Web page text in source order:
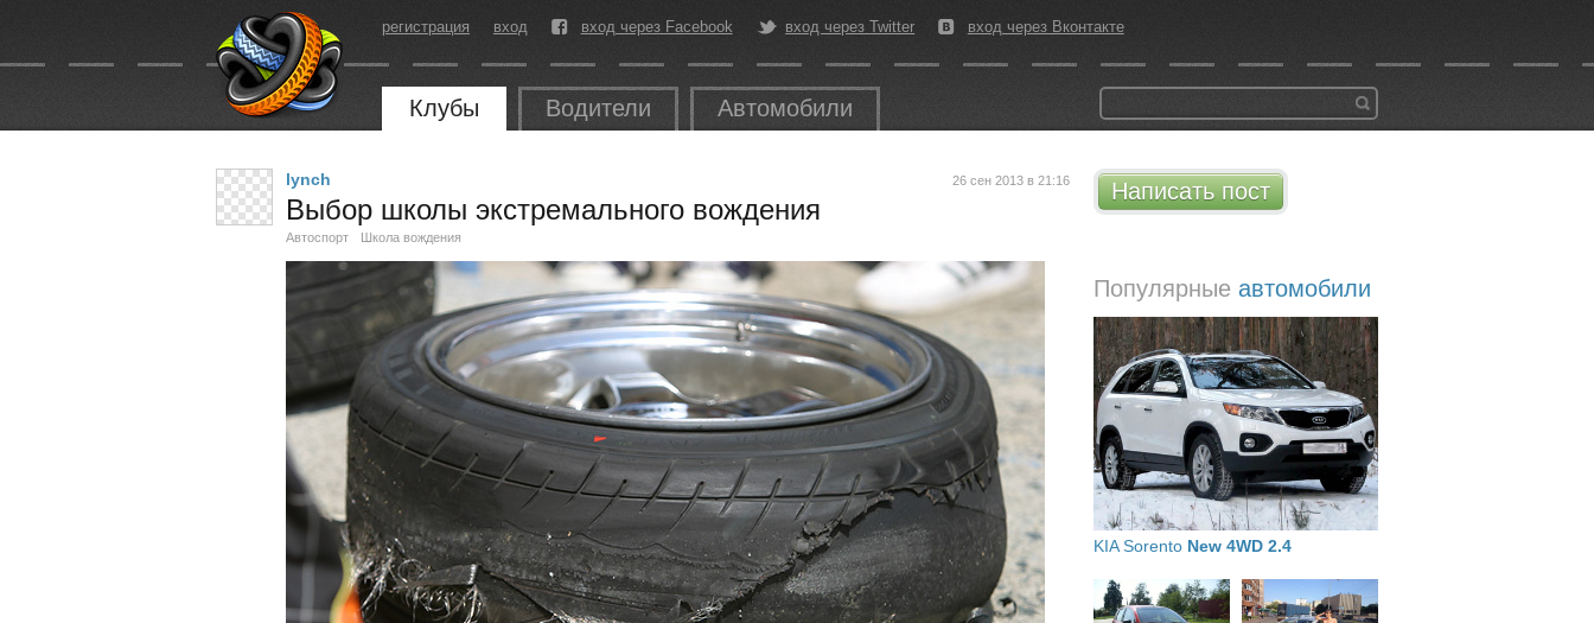
регистрация вход вход через Facebook вход через Twitter вход через Вконтакте
Клубы Водители Автомобили
Написать пост
Популярные автомобили
KIA Sorento New 4WD 2.4
26 сен 2013 в 21:16
lynch
Выбор школы экстремального вождения
Автоспорт Школа вождения